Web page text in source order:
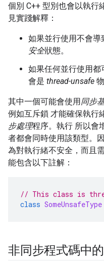
個別 C++ 型別也會以執行
見實踐解釋：
如果並行使用不會導
安全狀態。
如果任何並行使用都
會是 thread-unsafe
其中一個可能會使用同步
例如互斥鎖 才能確保執行
步處理程序。執行 所以會
者都會同時使用該類型。
為對執行緒不安全，而且
能包含以下註解：
// This class is
class SomeUnsafeType
非同步程式碼中